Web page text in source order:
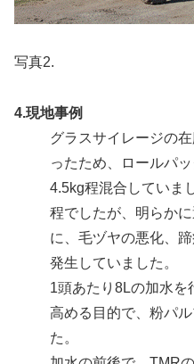
写真2.
4.現地事例
グラスサイレージの
ったため、ロールパ
4.5kg程混合していま
程でしたが、明らか
に、毛ヅヤの悪化、
発生していました。
1頭あたり8Lの加水を
高める目的で、粉パ
た。